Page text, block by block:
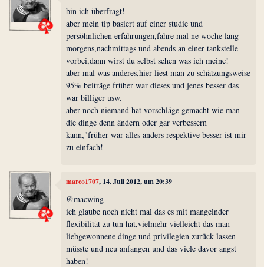
bin ich überfragt!
aber mein tip basiert auf einer studie und
persöhnlichen erfahrungen,fahre mal ne woche lang
morgens,nachmittags und abends an einer tankstelle
vorbei,dann wirst du selbst sehen was ich meine!
aber mal was anderes,hier liest man zu schätzungsweise
95% beiträge früher war dieses und jenes besser das
war billiger usw.
aber noch niemand hat vorschläge gemacht wie man
die dinge denn ändern oder gar verbessern
kann,"früher war alles anders respektive besser ist mir
zu einfach!
marco1707, 14. Juli 2012, um 20:39
@macwing
ich glaube noch nicht mal das es mit mangelnder
flexibilität zu tun hat,vielmehr vielleicht das man
liebgewonnene dinge und privilegien zurück lassen
müsste und neu anfangen und das viele davor angst
haben!